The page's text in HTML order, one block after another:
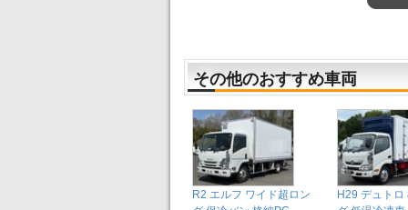
その他のおすすめ車両
R2 エルフ ワイド超ロン
H29 デュトロ